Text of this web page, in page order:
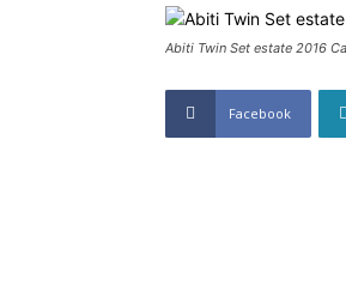
Abiti Twin Set estate 2016
Facebook